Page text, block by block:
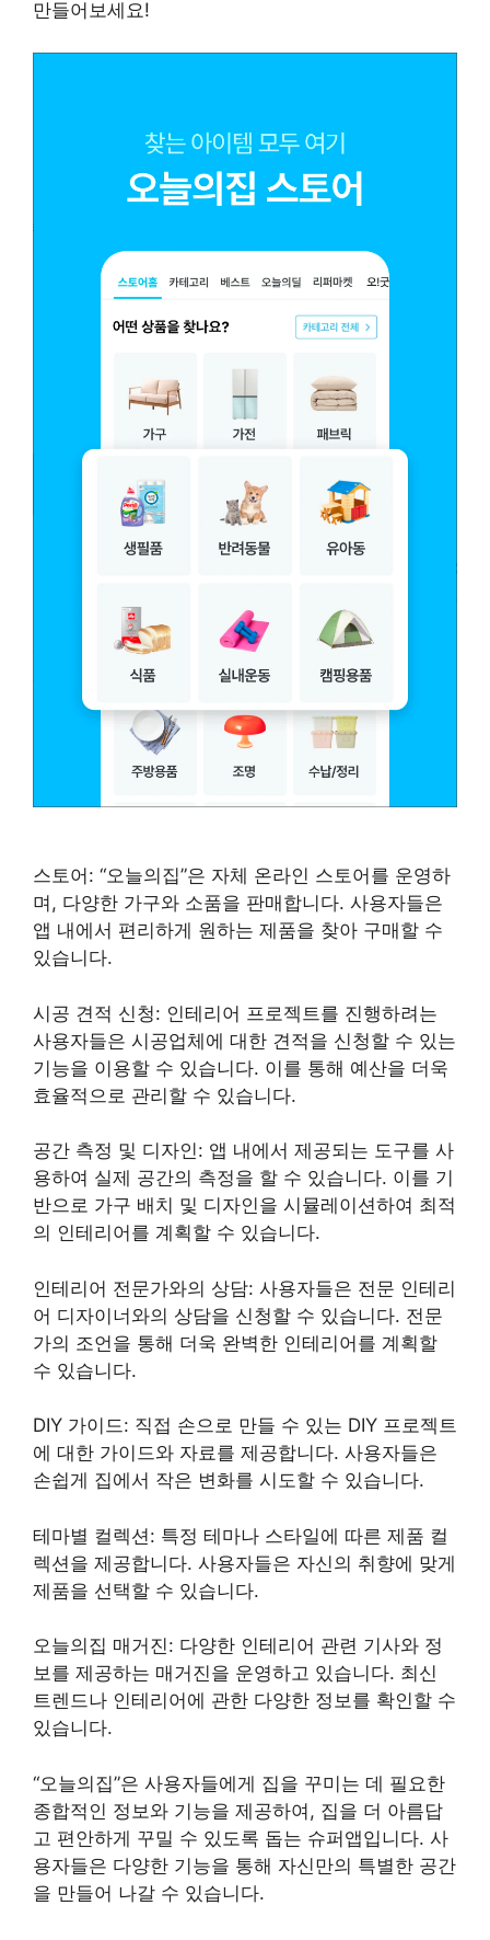
만들어보세요!
스토어: “오늘의집”은 자체 온라인 스토어를 운영하
며, 다양한 가구와 소품을 판매합니다. 사용자들은
앱 내에서 편리하게 원하는 제품을 찾아 구매할 수
있습니다.
시공 견적 신청: 인테리어 프로젝트를 진행하려는
사용자들은 시공업체에 대한 견적을 신청할 수 있는
기능을 이용할 수 있습니다. 이를 통해 예산을 더욱
효율적으로 관리할 수 있습니다.
공간 측정 및 디자인: 앱 내에서 제공되는 도구를 사
용하여 실제 공간의 측정을 할 수 있습니다. 이를 기
반으로 가구 배치 및 디자인을 시뮬레이션하여 최적
의 인테리어를 계획할 수 있습니다.
인테리어 전문가와의 상담: 사용자들은 전문 인테리
어 디자이너와의 상담을 신청할 수 있습니다. 전문
가의 조언을 통해 더욱 완벽한 인테리어를 계획할
수 있습니다.
DIY 가이드: 직접 손으로 만들 수 있는 DIY 프로젝트
에 대한 가이드와 자료를 제공합니다. 사용자들은
손쉽게 집에서 작은 변화를 시도할 수 있습니다.
테마별 컬렉션: 특정 테마나 스타일에 따른 제품 컬
렉션을 제공합니다. 사용자들은 자신의 취향에 맞게
제품을 선택할 수 있습니다.
오늘의집 매거진: 다양한 인테리어 관련 기사와 정
보를 제공하는 매거진을 운영하고 있습니다. 최신
트렌드나 인테리어에 관한 다양한 정보를 확인할 수
있습니다.
“오늘의집”은 사용자들에게 집을 꾸미는 데 필요한
종합적인 정보와 기능을 제공하여, 집을 더 아름답
고 편안하게 꾸밀 수 있도록 돕는 슈퍼앱입니다. 사
용자들은 다양한 기능을 통해 자신만의 특별한 공간
을 만들어 나갈 수 있습니다.